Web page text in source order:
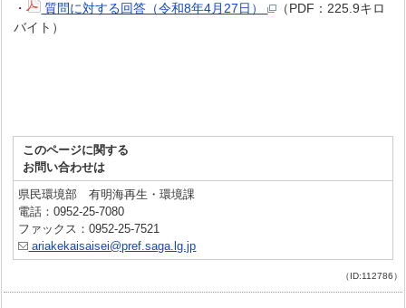
・
質問に対する回答（令和8年4月27日）
（PDF：225.9キロ
バイト）
このページに関する
お問い合わせは
県民環境部 有明海再生・環境課
電話：0952-25-7080
ファックス：0952-25-7521
ariakekaisaisei@pref.saga.lg.jp
（ID:112786）